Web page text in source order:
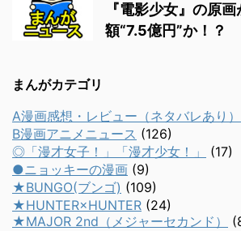
『電影少女』の原
額“7.5億円”か！？
まんがカテゴリ
A漫画感想・レビュー（ネタバレあり）
B漫画アニメニュース (126)
◎「漫才女子！」「漫才少女！」
(17)
●ニョッキーの漫画 (9)
★BUNGO(ブンゴ) (109)
★HUNTER×HUNTER (24)
★MAJOR 2nd（メジャーセカンド）